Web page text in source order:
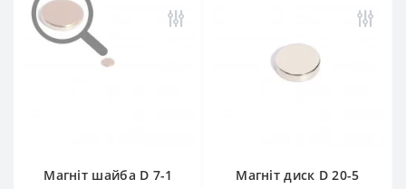
Магніт шайба D 7-1 Магніт диск D 20-5